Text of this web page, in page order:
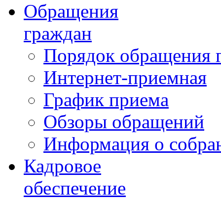
Обращения
граждан
Порядок обращения
Интернет-приемная
График приема
Обзоры обращений
Информация о
Кадровое
обеспечение